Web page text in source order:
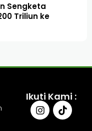
Sengketa
Triliun ke
Ikuti Kami :